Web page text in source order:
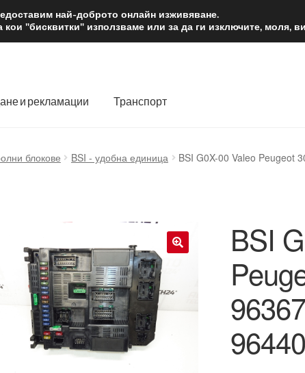
лв.
и рекламации Транспорт
блокове BSI - удобна единица BSI G0X-00 Valeo Peugeot
BSI
най-доброто онлайн изживяване.
"бисквитки" използваме или за да ги изключите, моля,